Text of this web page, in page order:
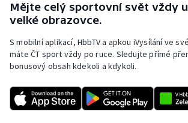
Mějte celý sportovní svět vždy
velké obrazovce.
S mobilní aplikací, HbbTV a apkou iVysílání ve
máte ČT sport vždy po ruce. Sledujte přímé
bonusový obsah kdekoli a kdykoli.